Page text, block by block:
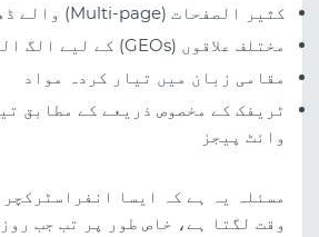
کثیر الصفحات (Multi-page) والے ڈھانچے
مختلف علاقوں (GEOs) کے لیے الگ الگ ڈومینس
مقامی زبان میں تیار کردہ مواد
ٹریفک کے مخصوص ذریعے کے مطابق
وائٹ پیجز
مسئلہ یہ ہے کہ ایسا
وقت لگتا ہے، خاص طور پر تب جب